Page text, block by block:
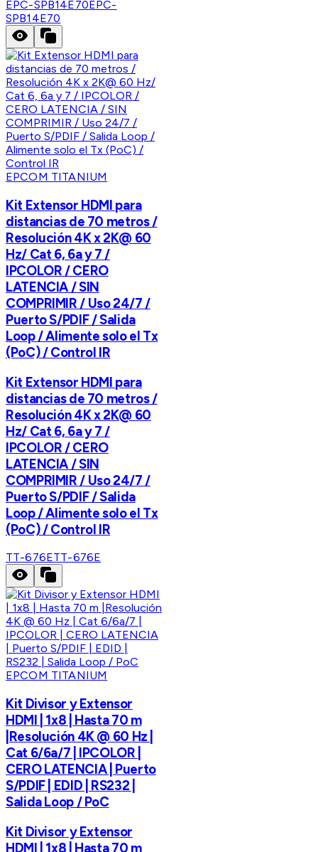
EPC-SPB14E70EPC-
SPB14E70
EPCOM TITANIUM
Kit Extensor HDMI para
distancias de 70 metros /
Resolución 4K x 2K@ 60
Hz/ Cat 6, 6a y 7 /
IPCOLOR / CERO
LATENCIA / SIN
COMPRIMIR / Uso 24/7 /
Puerto S/PDIF / Salida
Loop / Alimente solo el Tx
(PoC) / Control IR
Kit Extensor HDMI para
distancias de 70 metros /
Resolución 4K x 2K@ 60
Hz/ Cat 6, 6a y 7 /
IPCOLOR / CERO
LATENCIA / SIN
COMPRIMIR / Uso 24/7 /
Puerto S/PDIF / Salida
Loop / Alimente solo el Tx
(PoC) / Control IR
TT-676ETT-676E
EPCOM TITANIUM
Kit Divisor y Extensor
HDMI | 1x8 | Hasta 70 m
|Resolución 4K @ 60 Hz |
Cat 6/6a/7 | IPCOLOR |
CERO LATENCIA | Puerto
S/PDIF | EDID | RS232 |
Salida Loop / PoC
Kit Divisor y Extensor
HDMI | 1x8 | Hasta 70 m